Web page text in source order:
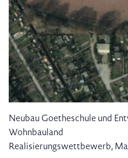
Neubau Goetheschule und
Wohnbauland
Realisierungswettbewerb,